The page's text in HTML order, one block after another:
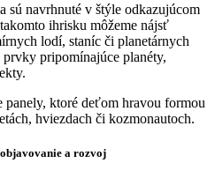
sú navrhnuté v štýle odkazujúcom
ihrisku môžeme nájsť
lodí, staníc či planetárnych
pripomínajúce planéty,
panely, ktoré deťom hravou formou
hviezdach či kozmonautoch.
a rozvoj